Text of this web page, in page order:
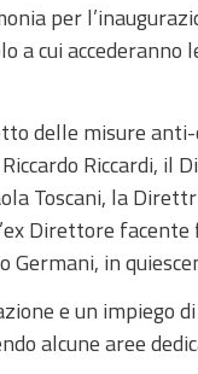
per
a cui
delle misure
Riccardi, il
Toscani, la
Direttore
Germani, in
e un impiego
alcune aree